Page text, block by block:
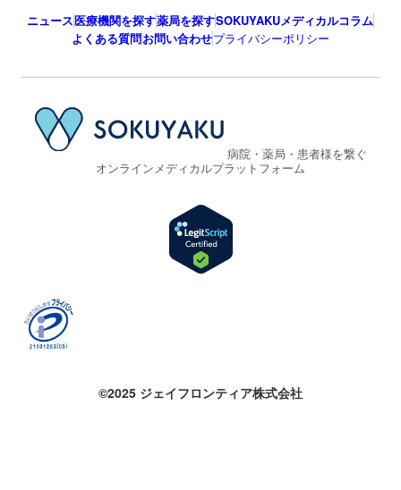
ニュース医療機関を探す薬局を探すSOKUYAKUメディカルコラム
よくある質問お問い合わせプライバシーポリシー
病院・薬局・患者様を繋ぐ
オンラインメディカルプラットフォーム
©2025 ジェイフロンティア株式会社